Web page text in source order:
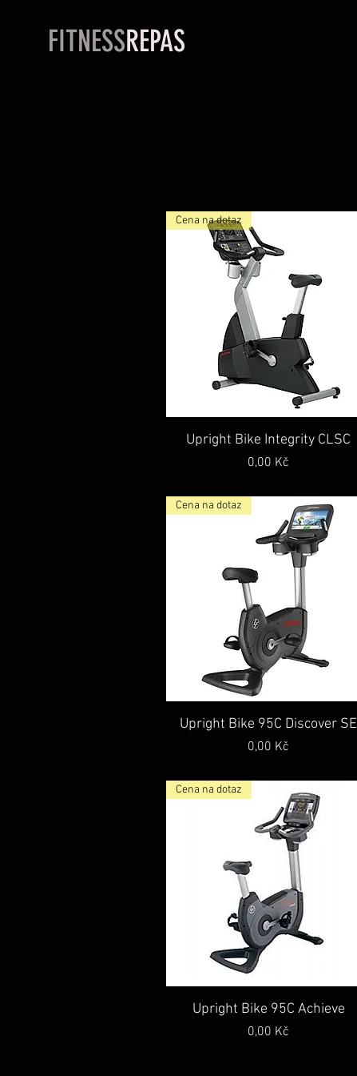
FITNESSREPAS
Rychlý náhled
Cena na dotaz
Upright Bike Integrity CLSC
Cena
0,00 Kč
Rychlý náhled
Cena na dotaz
Upright Bike 95C Discover SE
Cena
0,00 Kč
Rychlý náhled
Cena na dotaz
Upright Bike 95C Achieve
Cena
0,00 Kč